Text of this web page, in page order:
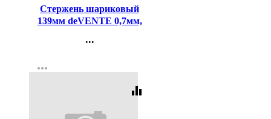
Стержень шариковый
139мм deVENTE 0,7мм,
масляная основа, синий
...
Регистрация
more_horiz
equalizer